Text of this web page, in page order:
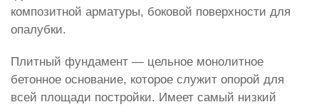
композитной арматуры, боковой поверхности для
опалубки.
Плитный фундамент — цельное монолитное
бетонное основание, которое служит опорой для
всей площади постройки. Имеет самый низкий